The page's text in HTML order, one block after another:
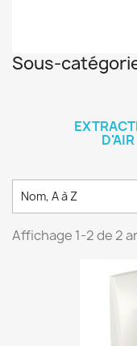
Sous-
D'AIR
Nom, A à Z
Affichage 1-2 de 2